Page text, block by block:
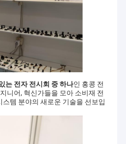
는 전자 전시회 중 하나인 홍콩 전
니어, 혁신가들을 모아 소비재 전
스템 분야의 새로운 기술을 선보입